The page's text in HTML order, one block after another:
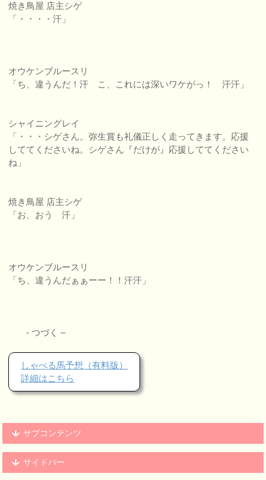
焼き鳥屋 店主シゲ
「・・・・汗」
オウケンブルースリ
「ち、違うんだ！汗 こ、これには深いワケがっ！ 汗汗」
シャイニングレイ
「・・・シゲさん。弥生賞も礼儀正しく走ってきます。応援
しててくださいね。シゲさん『だけが』応援しててください
ね」
焼き鳥屋 店主シゲ
「お、おう 汗」
オウケンブルースリ
「ち、違うんだぁぁーー！！汗汗」
- つづく –
しゃべる馬予想（有料版）
詳細はこちら
サブコンテンツ
サイドバー